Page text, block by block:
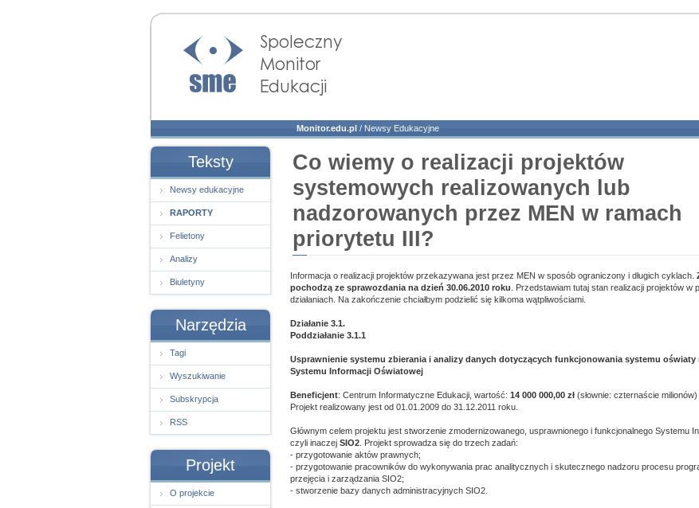
Społeczny Monitor
Edukacji
Monitor.edu.pl / Newsy Edukacyjne
Teksty
Newsy edukacyjne
RAPORTY
Felietony
Analizy
Biuletyny
Narzędzia
Tagi
Wyszukiwanie
Subskrypcja
RSS
Projekt
O projekcie
Co wiemy o realizacji projektów
systemowych realizowanych lub
nadzorowanych przez MEN w ramach
priorytetu III?
Informacja o realizacji projektów przekazywana jest przez MEN w sposób ograniczony i długich cyklach.
pochodzą ze sprawozdania na dzień 30.06.2010 roku . Przedstawiam tutaj stan realizacji projektów w
działaniach. Na zakończenie chciałbym podzielić się kilkoma wątpliwościami.
Działanie 3.1.
Poddziałanie 3.1.1
Usprawnienie systemu zbierania i analizy danych dotyczących funkcjonowania systemu oświaty
Systemu Informacji Oświatowej
Beneficjent: Centrum Informatyczne Edukacji, wartość: 14 000 000,00 zł (słownie: czternaście milionów)
Projekt realizowany jest od 01.01.2009 do 31.12.2011 roku.
Głównym celem projektu jest stworzenie zmodernizowanego, usprawnionego i funkcjonalnego Systemu
czyli inaczej SIO2 . Projekt sprowadza się do trzech zadań:
- przygotowanie aktów prawnych;
- przygotowanie pracowników do wykonywania prac analitycznych i skutecznego nadzoru procesu
przejęcia i zarządzania SIO2;
- stworzenie bazy danych administracyjnych SIO2.